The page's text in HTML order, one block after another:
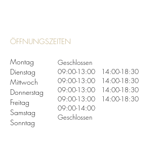
ÖFFNUNGSZEITEN
Montag
Dienstag
Mittwoch
Donnerstag
Freitag
Samstag
Sonntag
Geschlossen
09:00-13:00 14:00-18:30
09:00-13:00 14:00-18:30
09:00-13:00 14:00-18:30
09:00-13:00 14:00-18:30
09:00-14:00
Geschlossen